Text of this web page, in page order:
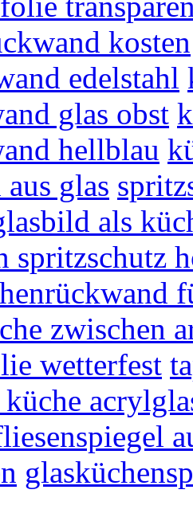
kosten
edelstahl
glas obst
hellblau
glas
als
spritzschutz
zwischen
wetterfest